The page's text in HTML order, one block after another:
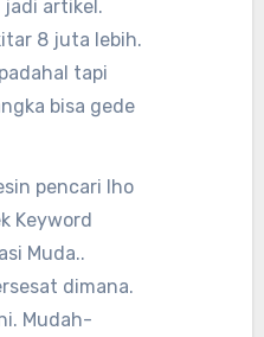
jadi artikel.
8 juta lebih.
tapi
bisa gede
pencari lho
Keyword
Muda..
dimana.
Mudah-